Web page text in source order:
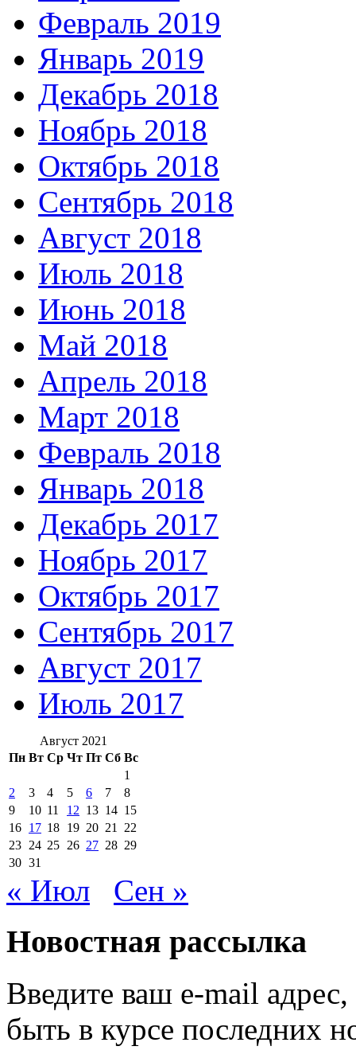
Февраль 2019
Январь 2019
Декабрь 2018
Ноябрь 2018
Октябрь 2018
Сентябрь 2018
Август 2018
Июль 2018
Июнь 2018
Май 2018
Апрель 2018
Март 2018
Февраль 2018
Январь 2018
Декабрь 2017
Ноябрь 2017
Октябрь 2017
Сентябрь 2017
Август 2017
Июль 2017
Август 2021
Пн Вт Ср Чт Пт Сб Вс
1
2
3 4 5 6 7
8
9
10 11 12 13 14 15
16 17 18 19 20 21
22
23 24 25 26 27 28 29
30 31
« Июл Сен »
Новостная рассылка
Введите ваш e-mail
быть в курсе последних